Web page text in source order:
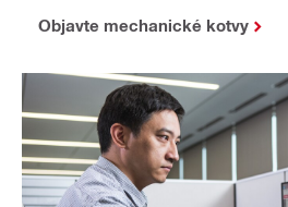
Objavte mechanické kotvy